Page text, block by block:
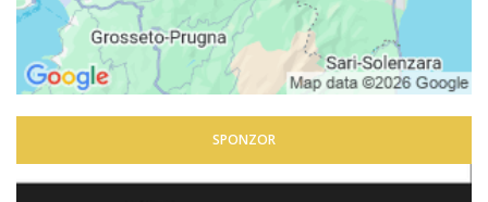
SPONZOR